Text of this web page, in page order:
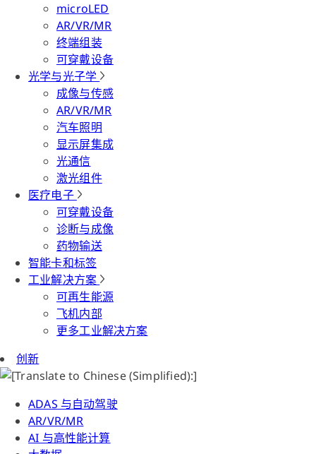
microLED
AR/VR/MR
终端组装
可穿戴设备
光学与光子学
成像与传感
AR/VR/MR
汽车照明
显示屏集成
光通信
激光组件
医疗电子
可穿戴设备
诊断与成像
药物输送
智能卡和标签
工业解决方案
可再生能源
飞机内部
更多工业解决方案
创新
ADAS 与自动驾驶
AR/VR/MR
AI 与高性能计算